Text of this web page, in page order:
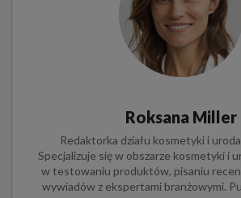
Roksana Miller
Redaktorka działu kosmetyki i
Specjalizuje się w obszarze kosmetyki i
w testowaniu produktów, pisaniu
wywiadów z ekspertami branżowymi.